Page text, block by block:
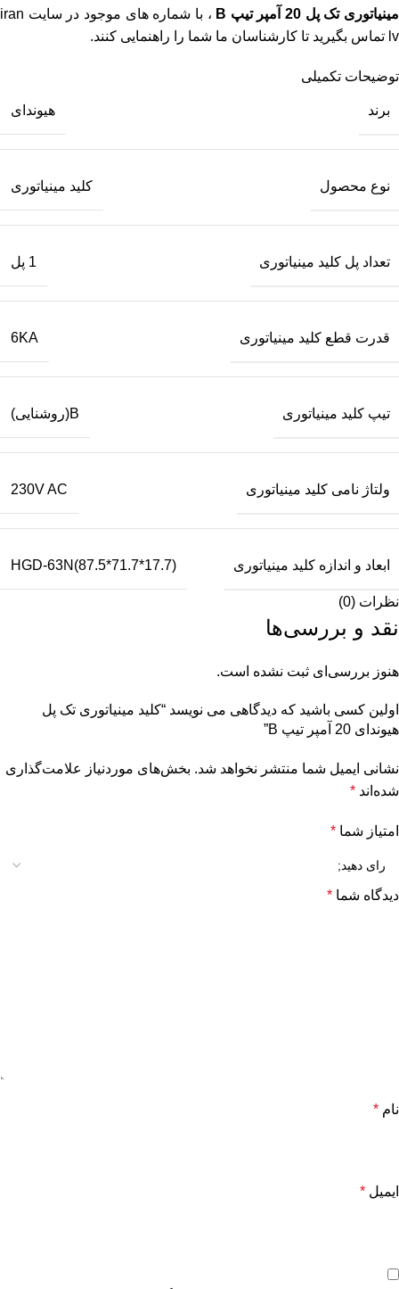
مینیاتوری تک پل 20 آمپر تیپ B
، با شماره های موجود در
سایت iran
lv تماس بگیرید تا کارشناسان ما شما را راهنمایی کنند.
توضیحات تکمیلی
برند هیوندای
نوع محصول کلید مینیاتوری
تعداد پل کلید مینیاتوری 1 پل
قدرت قطع کلید مینیاتوری 6KA
تیپ کلید مینیاتوری B(روشنایی)
ولتاژ نامی کلید مینیاتوری 230V AC
ابعاد و اندازه کلید مینیاتوری HGD-63N(87.5*71.7*17.7)
نظرات (0)
نقد و بررسی‌ها
هنوز بررسی‌ای ثبت نشده است.
اولین کسی باشید که دیدگاهی می نویسد “کلید مینیاتوری تک پل
هیوندای 20 آمپر تیپ B”
نشانی ایمیل شما منتشر نخواهد شد. بخش‌های موردنیاز علامت‌گذاری
شده‌اند *
امتیاز شما *
دیدگاه شما *
نام *
ایمیل *